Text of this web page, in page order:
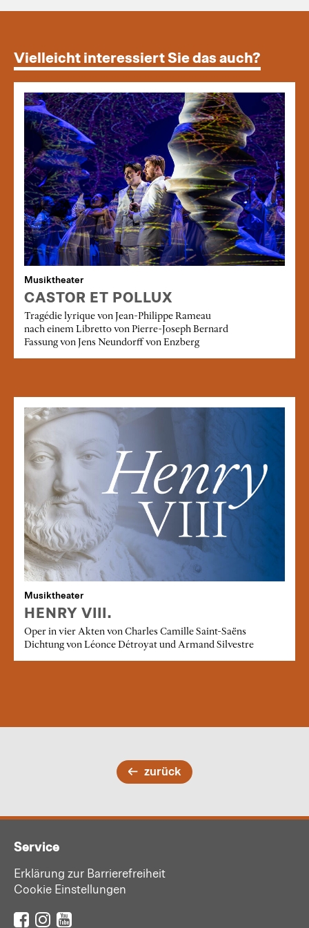
Vielleicht interessiert Sie das auch?
Musiktheater
CASTOR ET POLLUX
Tragédie lyrique von Jean-Philippe Rameau
nach einem Libretto von Pierre-Joseph Bernard
Fassung von Jens Neundorff von Enzberg
Musiktheater
HENRY VIII.
Oper in vier Akten von Charles Camille Saint-Saëns
Dichtung von Léonce Détroyat und Armand Silvestre
zurück
Service
Erklärung zur Barrierefreiheit
Cookie Einstellungen